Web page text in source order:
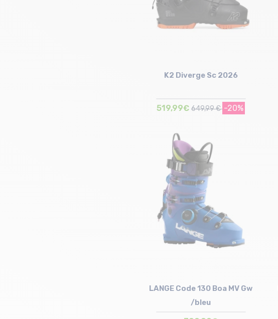
Taille en stock
28/28.5 cm
K2 Diverge Sc 2026
519,99€ 649,99 € -20%
LANGE Code 130 Boa MV Gw
/bleu